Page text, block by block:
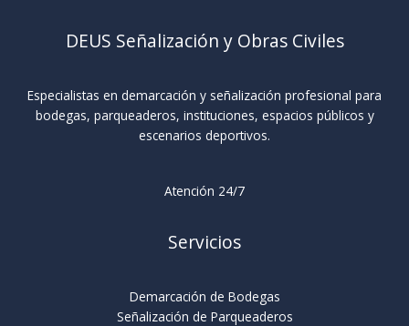
DEUS Señalización y Obras Civiles
Especialistas en demarcación y señalización profesional para
bodegas, parqueaderos, instituciones, espacios públicos y
escenarios deportivos.
Atención 24/7
Servicios
Demarcación de Bodegas
Señalización de Parqueaderos